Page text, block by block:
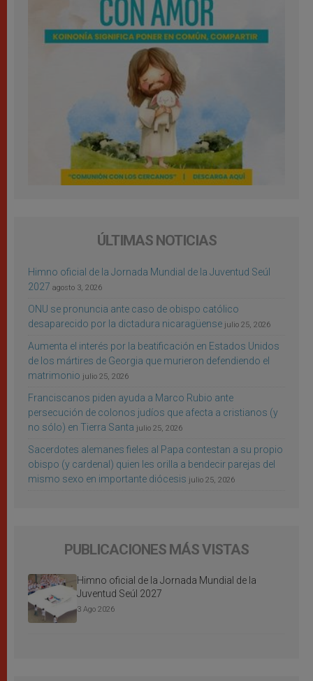
ÚLTIMAS NOTICIAS
Himno oficial de la Jornada Mundial de la Juventud Seúl
2027 agosto 3, 2026
ONU se pronuncia ante caso de obispo católico
desaparecido por la dictadura nicaragüense julio 25, 2026
Aumenta el interés por la beatificación en Estados Unidos
de los mártires de Georgia que murieron defendiendo el
matrimonio julio 25, 2026
Franciscanos piden ayuda a Marco Rubio ante
persecución de colonos judíos que afecta a cristianos (y
no sólo) en Tierra Santa julio 25, 2026
Sacerdotes alemanes fieles al Papa contestan a su propio
obispo (y cardenal) quien les orilla a bendecir parejas del
mismo sexo en importante diócesis julio 25, 2026
PUBLICACIONES MÁS VISTAS
Himno oficial de la Jornada Mundial de la
Juventud Seúl 2027
3 Ago 2026